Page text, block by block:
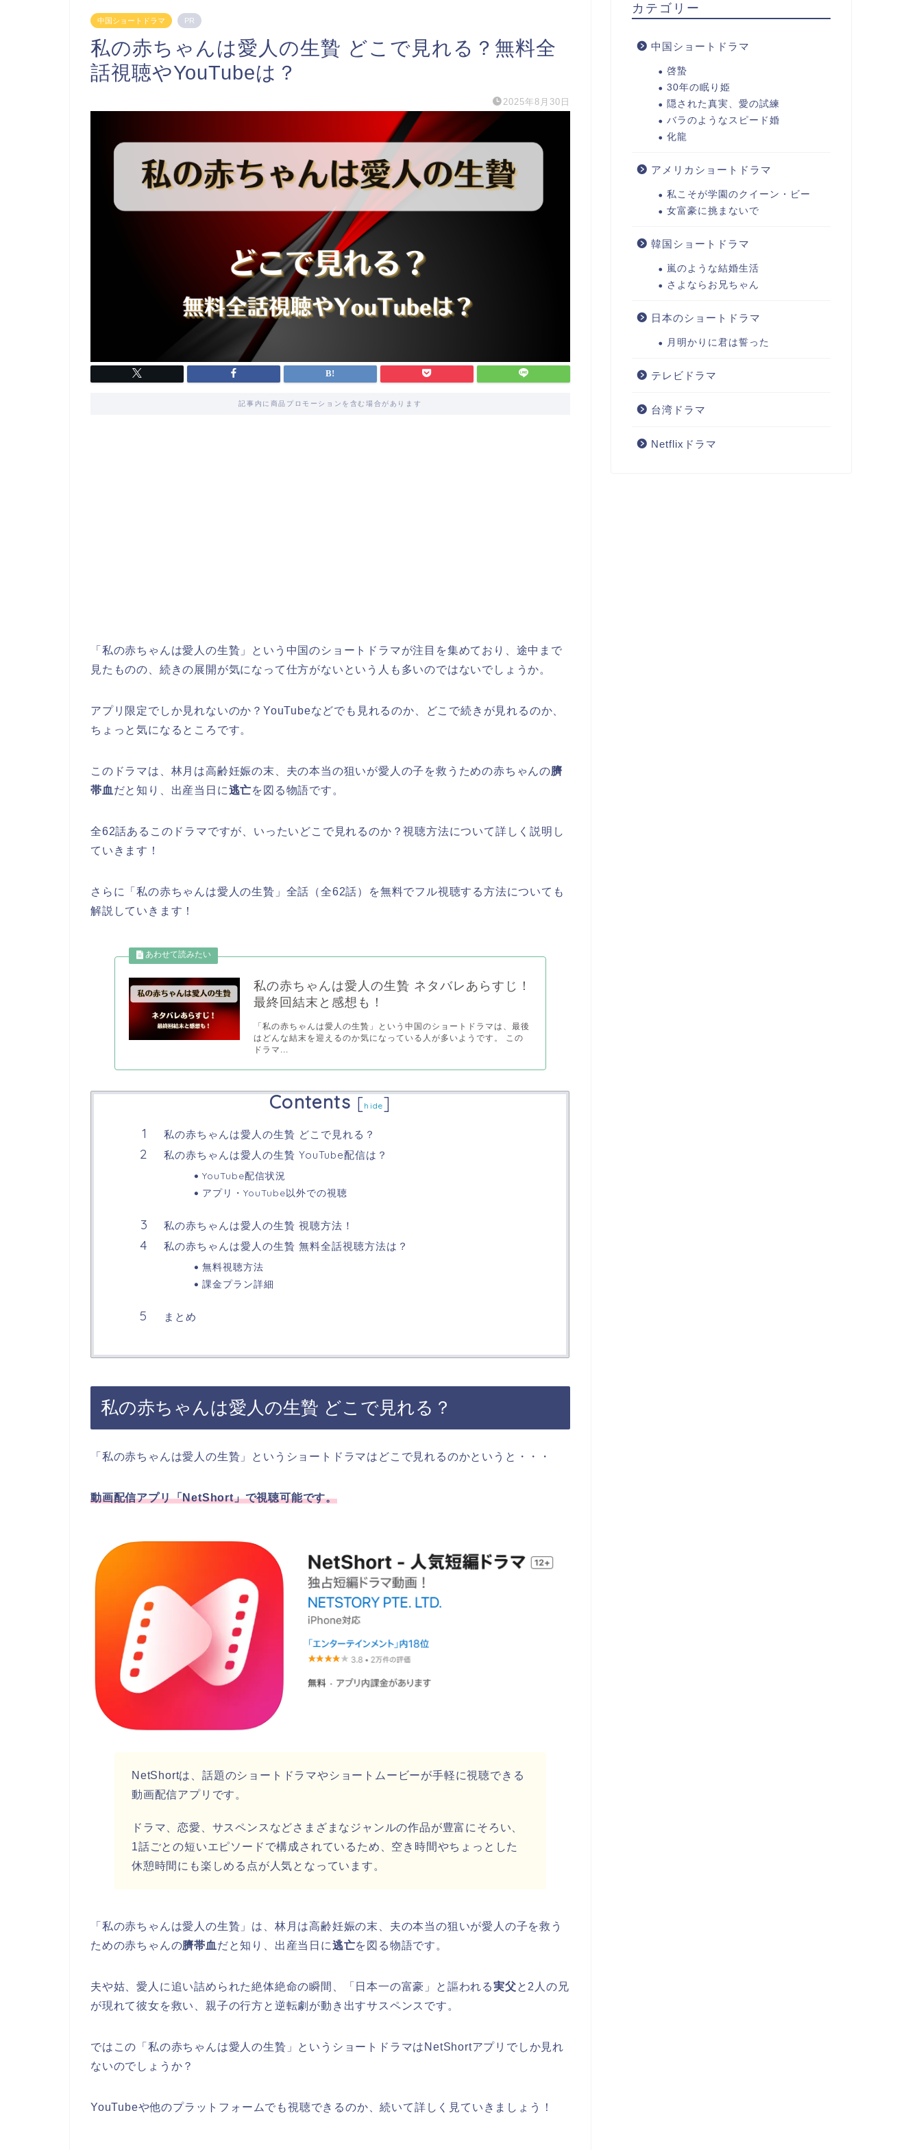
中国ショートドラマ PR
私の赤ちゃんは愛人の生贄 どこで見れる？無料全
話視聴やYouTubeは？
2025年8月30日
記事内に商品プロモーションを含む場合があります
「私の赤ちゃんは愛人の生贄」という中国のショートドラマが注目を集めており、途中まで
見たものの、続きの展開が気になって仕方がないという人も多いのではないでしょうか。
アプリ限定でしか見れないのか？YouTubeなどでも見れるのか、どこで続きが見れるのか、
ちょっと気になるところです。
このドラマは、林月は高齢妊娠の末、夫の本当の狙いが愛人の子を救うための赤ちゃんの臍
帯血 だと知り、出産当日に逃亡を図る物語です。
全62話あるこのドラマですが、いったいどこで見れるのか？視聴方法について詳しく説明し
ていきます！
さらに「私の赤ちゃんは愛人の生贄」全話（全62話）を無料でフル視聴する方法についても
解説していきます！
私の赤ちゃんは愛人の生贄 ネタバレあらすじ！
最終回結末と感想も！
「私の赤ちゃんは愛人の生贄」という中国のショートドラマは、最後
はどんな結末を迎えるのか気になっている人が多いようです。 この
ドラマ...
Contents [hide]
私の赤ちゃんは愛人の生贄 どこで見れる？
私の赤ちゃんは愛人の生贄 YouTube配信は？
YouTube配信状況
アプリ・YouTube以外での視聴
私の赤ちゃんは愛人の生贄 視聴方法！
私の赤ちゃんは愛人の生贄 無料全話視聴方法は？
無料視聴方法
課金プラン詳細
まとめ
私の赤ちゃんは愛人の生贄 どこで見れる？
「私の赤ちゃんは愛人の生贄」というショートドラマはどこで見れるのかというと・・・
動画配信アプリ「NetShort」で視聴可能です。
NetShortは、話題のショートドラマやショートムービーが手軽に視聴できる
動画配信アプリです。
ドラマ、恋愛、サスペンスなどさまざまなジャンルの作品が豊富にそろい、
1話ごとの短いエピソードで構成されているため、空き時間やちょっとした
休憩時間にも楽しめる点が人気となっています。
「私の赤ちゃんは愛人の生贄」は、林月は高齢妊娠の末、夫の本当の狙いが愛人の子を救う
ための赤ちゃんの臍帯血 だと知り、出産当日に逃亡を図る物語です。
夫や姑、愛人に追い詰められた絶体絶命の瞬間、「日本一の富豪」と謳われる実父と2人の兄
が現れて彼女を救い、親子の行方と逆転劇が動き出すサスペンスです。
ではこの「私の赤ちゃんは愛人の生贄」 という ショートドラマはNetShortアプリでしか見れ
ないのでしょうか？
YouTubeや他のプラットフォームでも視聴できるのか、続いて詳しく見ていきましょう！
カテゴリー
中国ショートドラマ
啓蟄
30年の眠り姫
隠された真実、愛の試練
バラのようなスピード婚
化龍
アメリカショートドラマ
私こそが学園のクイーン・ビー
女富豪に挑まないで
韓国ショートドラマ
嵐のような結婚生活
さよならお兄ちゃん
日本のショートドラマ
月明かりに君は誓った
テレビドラマ
台湾ドラマ
Netflixドラマ